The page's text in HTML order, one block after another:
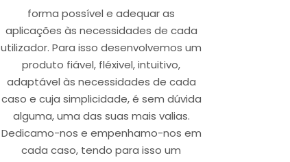
forma possível e adequar as
aplicações às necessidades de cada
utilizador. Para isso desenvolvemos um
produto fiável, fléxivel, intuitivo,
adaptável às necessidades de cada
caso e cuja simplicidade, é sem dúvida
alguma, uma das suas mais valias.
Dedicamo-nos e empenhamo-nos em
cada caso, tendo para isso um